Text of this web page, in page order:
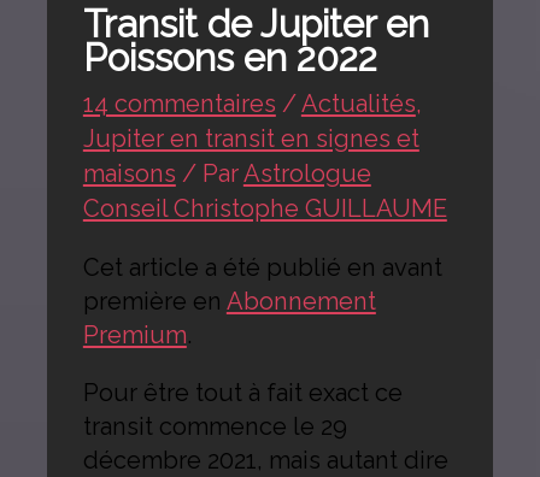
Transit de Jupiter en
Poissons en 2022
14 commentaires /Actualités,
Jupiter en transit en signes et
maisons / ParAstrologue
Conseil Christophe GUILLAUME
Cet article a été publié en avant
première en Abonnement
Premium.
Pour être tout à fait exact ce
transit commence le 29
décembre 2021, mais autant dire